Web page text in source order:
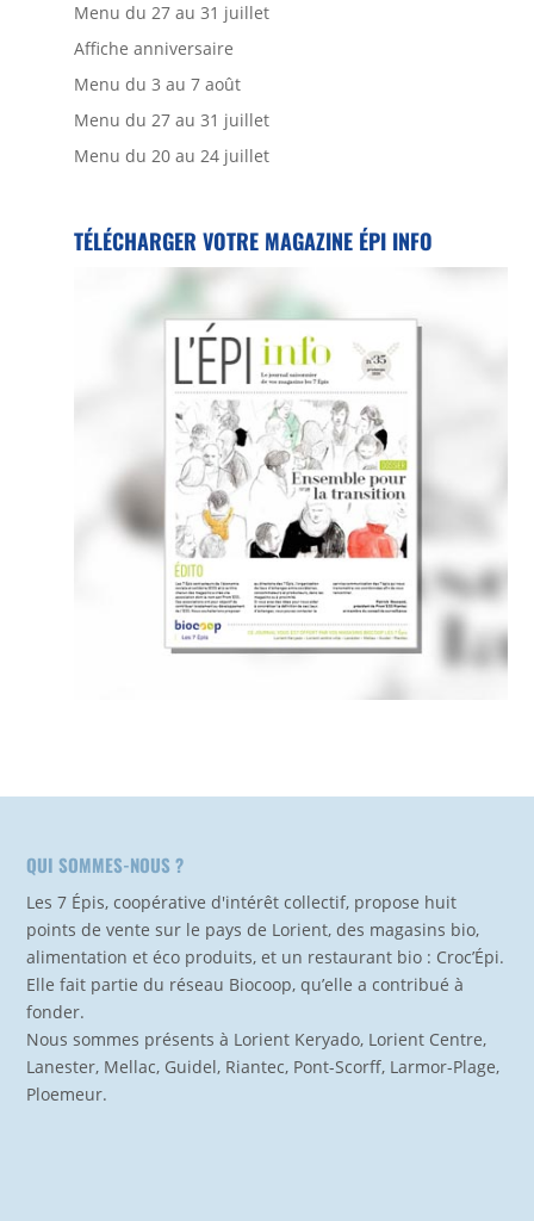
Menu du 27 au 31 juillet
Affiche anniversaire
Menu du 3 au 7 août
Menu du 27 au 31 juillet
Menu du 20 au 24 juillet
TÉLÉCHARGER VOTRE MAGAZINE ÉPI INFO
QUI SOMMES-NOUS ?
Les 7 Épis, coopérative d'intérêt collectif, propose huit
points de vente sur le pays de Lorient, des magasins bio,
alimentation et éco produits, et un restaurant bio : Croc’Épi.
Elle fait partie du réseau Biocoop, qu’elle a contribué à
fonder.
Nous sommes présents à Lorient Keryado, Lorient Centre,
Lanester, Mellac, Guidel, Riantec, Pont-Scorff, Larmor-Plage,
Ploemeur.